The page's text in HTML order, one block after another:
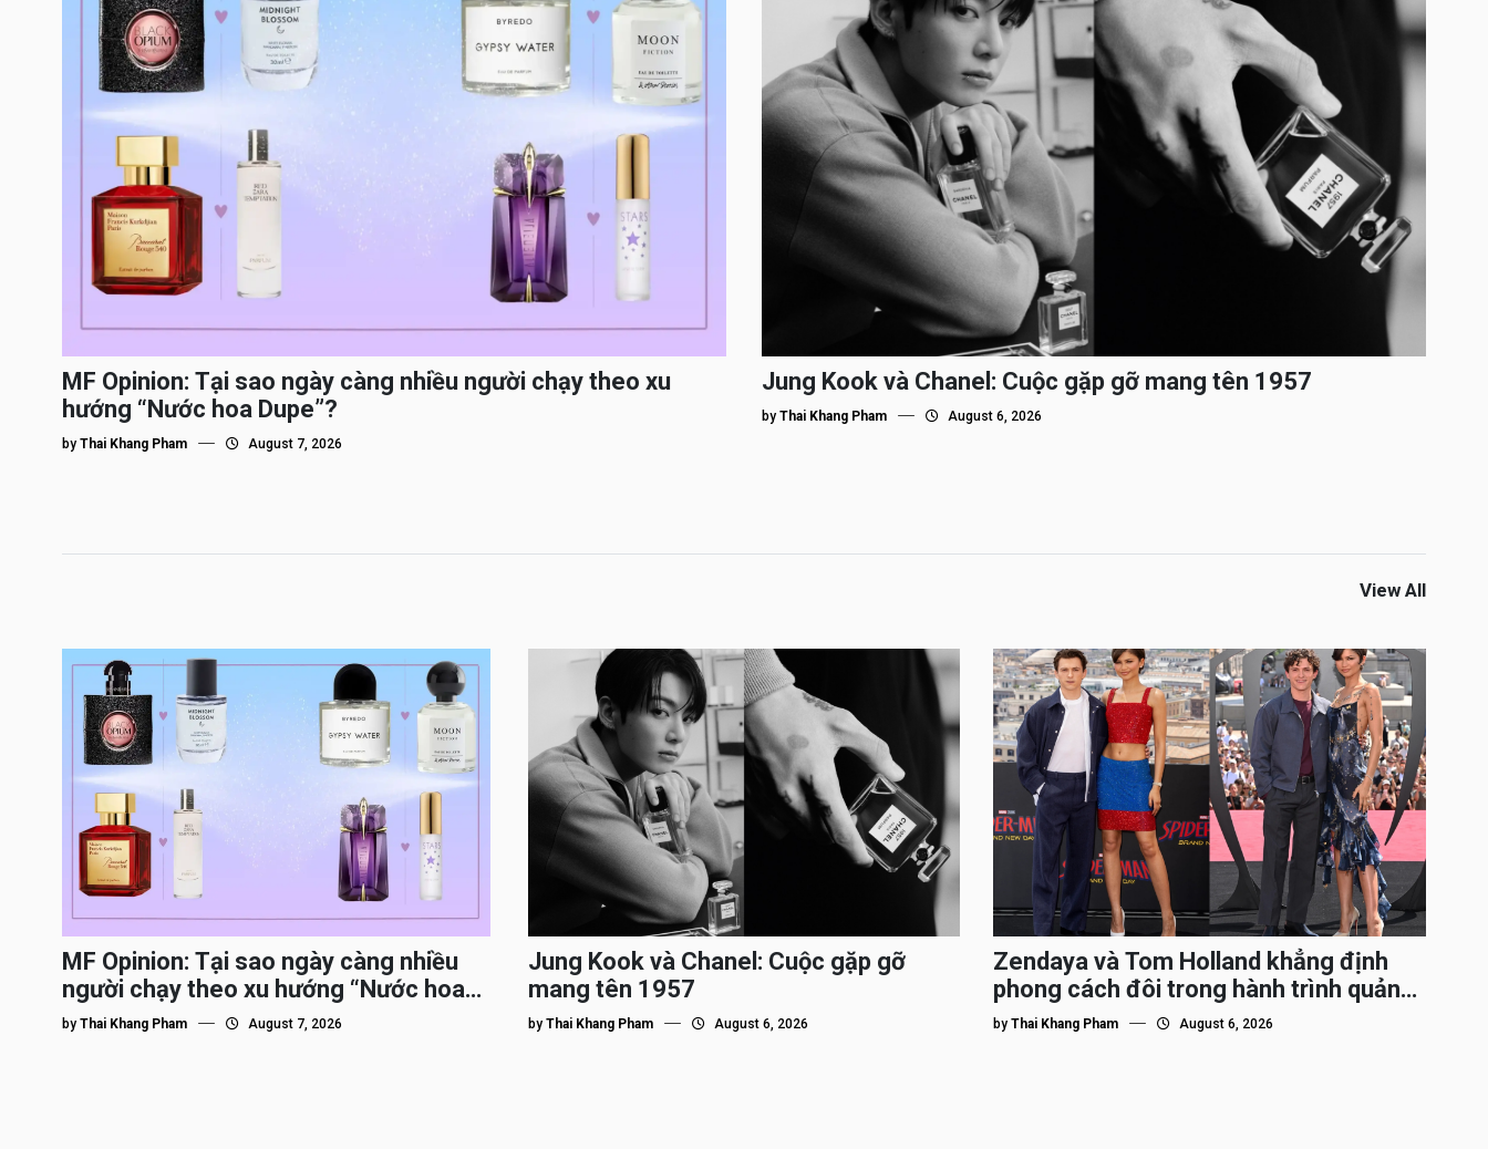
MF Opinion: Tại sao ngày càng nhiều người chạy theo xu
hướng “Nước hoa Dupe”?
by Thai Khang Pham August 7, 2026
Jung Kook và Chanel: Cuộc gặp gỡ mang tên 1957
by Thai Khang Pham August 6, 2026
View All
MF Opinion: Tại sao ngày càng nhiều
người chạy theo xu hướng “Nước hoa
Dupe”?
by Thai Khang Pham August 7, 2026
Jung Kook và Chanel: Cuộc gặp gỡ
mang tên 1957
by Thai Khang Pham August 6, 2026
Zendaya và Tom Holland khẳng định
phong cách đôi trong hành trình quảng
bá Spider-Man
byThai Khang Pham August 6, 2026